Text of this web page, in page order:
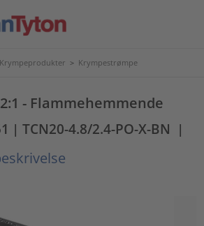
Krympeprodukter > Krympestrømpe
- Flammehemmende
| TCN20-4.8/2.4-PO-X-BN |